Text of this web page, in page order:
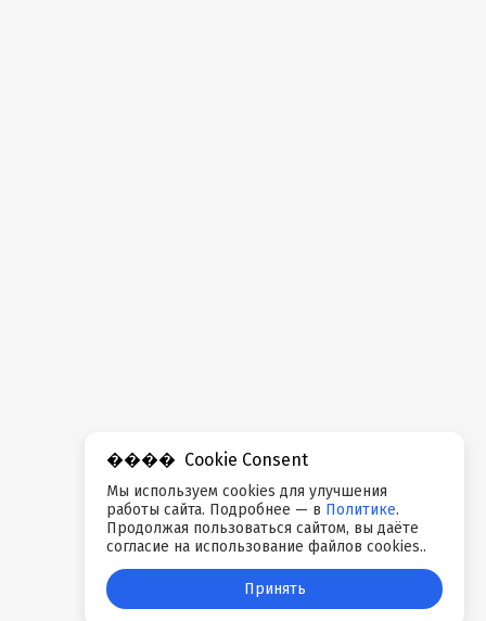
Cookie Consent
Мы используем cookies для улучшения
работы сайта. Подробнее — в Политике.
Продолжая пользоваться сайтом, вы даёте
согласие на использование файлов cookies..
Принять